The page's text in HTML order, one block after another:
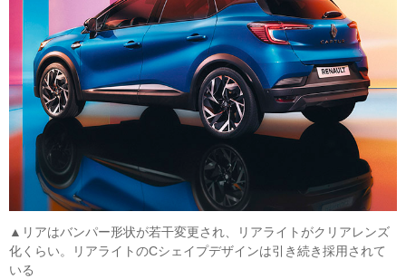
▲リアはバンパー形状が若干変更され、リアライトがクリアレンズ
化くらい。リアライトのCシェイプデザインは引き続き採用されて
いる